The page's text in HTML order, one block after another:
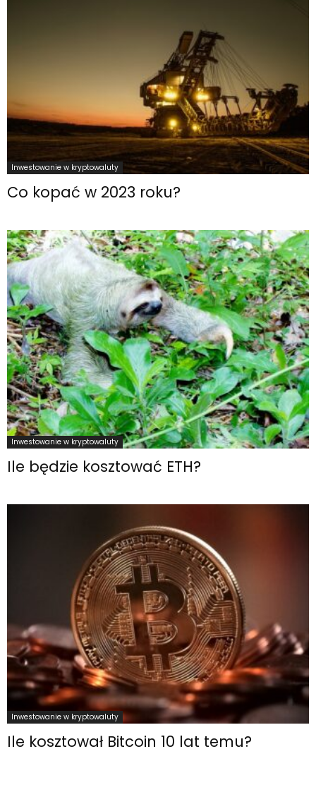
Inwestowanie w kryptowaluty
Co kopać w 2023 roku?
Inwestowanie w kryptowaluty
Ile będzie kosztować ETH?
Inwestowanie w kryptowaluty
Ile kosztował Bitcoin 10 lat temu?